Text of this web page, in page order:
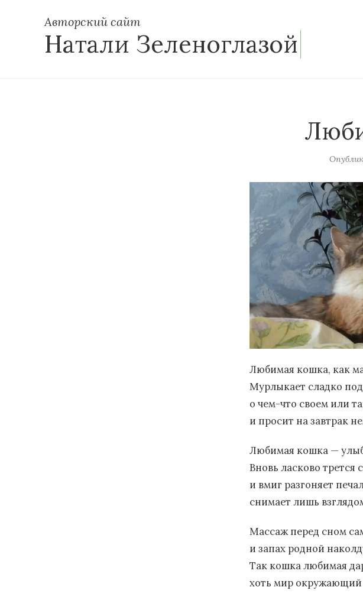
Авторский сайт
Натали Зеленоглазой
Любимая кошка, как
Мурлыкает сладко
о чем-что своем или
и просит на завтрак
Любимая кошка —
Вновь ласково трется
и вмиг разгоняет
снимает лишь
Массаж перед сном
и запах родной
Так кошка любимая
хоть мир